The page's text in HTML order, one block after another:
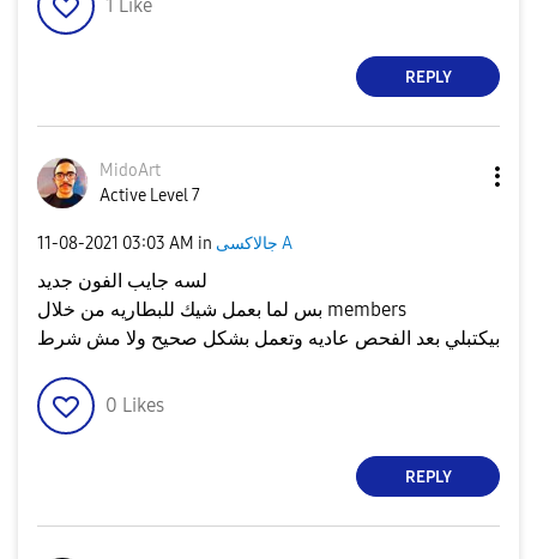
1 Like
REPLY
MidoArt
Active Level 7
‎11-08-2021 03:03 AM in جالاكسى A
لسه جايب الفون جديد
بس لما بعمل شيك للبطاريه من خلال members
بيكتبلي بعد الفحص عاديه وتعمل بشكل صحيح ولا مش شرط
0 Likes
REPLY